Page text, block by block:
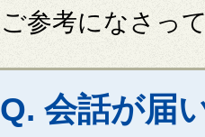
ご参考になさっ
Q. 会話が届